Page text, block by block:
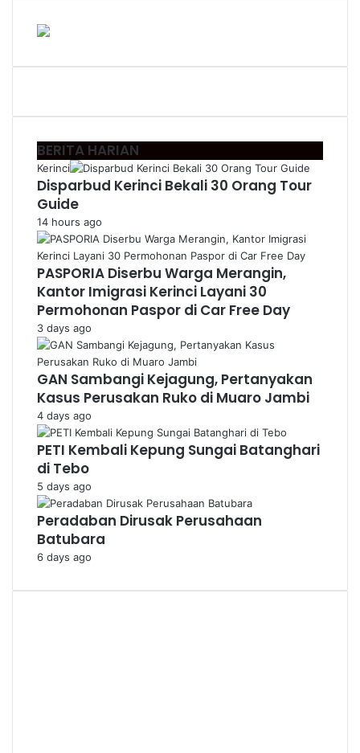
BERITA HARIAN
Kerinci
Disparbud Kerinci Bekali 30 Orang Tour
Guide
14 hours ago
PASPORIA Diserbu Warga Merangin,
Kantor Imigrasi Kerinci Layani 30
Permohonan Paspor di Car Free Day
3 days ago
GAN Sambangi Kejagung, Pertanyakan
Kasus Perusakan Ruko di Muaro Jambi
4 days ago
PETI Kembali Kepung Sungai Batanghari
di Tebo
5 days ago
Peradaban Dirusak Perusahaan
Batubara
6 days ago